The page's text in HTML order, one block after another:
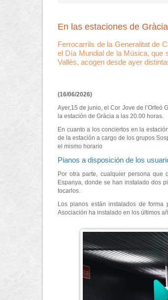
En las estaciones de
Ferrocarrils de la Generalitat de
el Día Mundial de la Música, que
Vallès, acogen desde ayer
(16/06/2026)
Ayer,15 de junio, el Cor Jove de
la estación de Gràcia a las 20.00 horas.
En cuanto a los conciertos en la
de la estación a cargo de los grupos
el mismo horario
Pianos a disposición de los
Por otra parte, cualquier persona que
Espanya, donde se han instalado dos
tocarlos.
Los pianos están instalados de
Asociación ha instalado en los últimos